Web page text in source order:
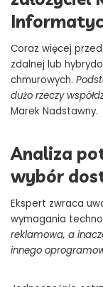
Coraz więcej
zdalnej lub
chmurowych.
dużo rzeczy
Marek Nadstawny.
Analiza
wybór
Ekspert zwraca
wymagania
reklamowa, a
innego